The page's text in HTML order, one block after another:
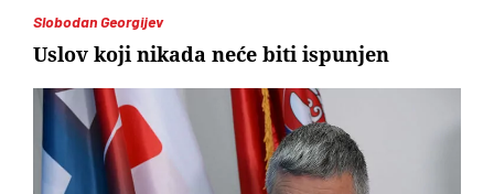
Slobodan Georgijev
Uslov koji nikada neće biti ispunjen